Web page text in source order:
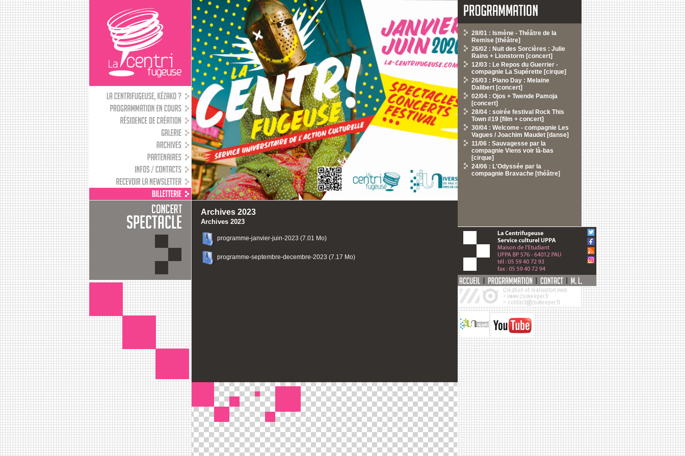
Archives 2023
Archives 2023
programme-janvier-juin-2023 (7.01 Mo)
programme-septembre-decembre-2023 (7.17 Mo)
28/01 : Ismène - Théâtre de la
Remise [théâtre]
26/02 : Nuit des Sorcières : Julie
Rains + Lionstorm [concert]
12/03 : Le Repos du Guerrier -
compagnie La Supérette [cirque]
26/03 : Piano Day : Melaine
Dalibert [concert]
02/04 : Ojos + Twende Pamoja
[concert]
28/04 : soirée festival Rock This
Town #19 [film + concert]
30/04 : Welcome - compagnie Les
Vagues / Joachim Maudet [danse]
11/06 : Sauvagesse par la
compagnie Viens voir là-bas
[cirque]
24/06 : L'Odyssée par la
compagnie Bravache [théâtre]